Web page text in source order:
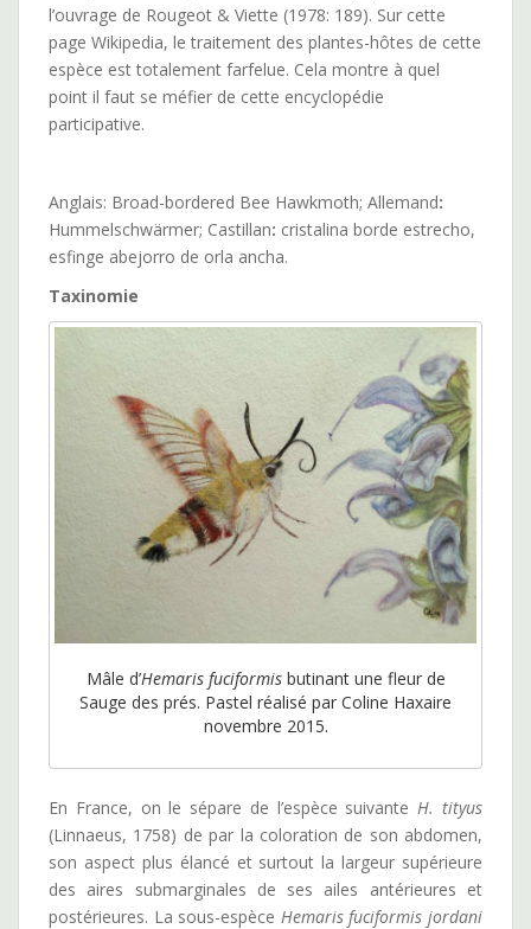
l’ouvrage de Rougeot & Viette (1978: 189). Sur cette
page Wikipedia, le traitement des plantes-hôtes de cette
espèce est totalement farfelue. Cela montre à quel
point il faut se méfier de cette encyclopédie
participative.
Anglais: Broad-bordered Bee Hawkmoth; Allemand:
Hummelschwärmer; Castillan: cristalina borde estrecho,
esfinge abejorro de orla ancha.
Taxinomie
Mâle d’Hemaris fuciformisbutinant une fleur de
Sauge des prés. Pastel réalisé par Coline Haxaire
novembre 2015.
En France, on le sépare de l’espèce suivante H. tityus
(Linnaeus, 1758) de par la coloration de son abdomen,
son aspect plus élancé et surtout la largeur supérieure
des aires submarginales de ses ailes antérieures et
postérieures. La sous-espèce Hemaris fuciformis jordani